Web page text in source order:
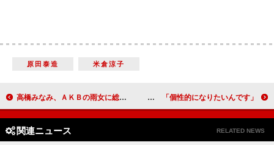
原田泰造 米倉涼子
高橋みなみ、ＡＫＢの雨女に総選挙欠席を要請 渡辺麻友＆柏木由紀がそろって猛抗議 真矢みきがショートヘアを披露 「個性的になりたいんです」
関連ニュース RELATED NEWS